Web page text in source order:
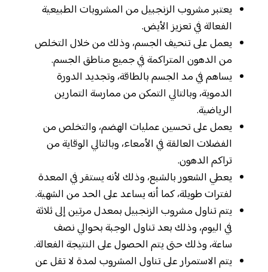
يعتبر مشروب الزنجبيل من المشروبات الطبيعية
الفعالة في تعزيز الأيض.
يعمل على تنحيف الجسم، وذلك من خلال التخلص
من الدهون المتراكمة في جميع مناطق الجسم.
يساهم في مد الجسم بالطاقة، وتجديد الدورة
الدموية، وبالتالي التمكن من ممارسة التمارين
الرياضية.
يعمل على تحسين عمليات الهضم، والتخلص من
الفضلات العالقة في الأمعاء، وبالتالي الوقاية من
تراكم الدهون.
يعطي الشعور بالشبع، وذلك لأنه يستقر في المعدة
لفترات طويلة، كما أنه يساعد على الحد من الشهية.
يتم تناول مشروب الزنجبيل بمعدل مرتين إلى ثلاثة
في اليوم، وذلك بعد تناول الوجبة بحوالي نصف
ساعة، وذلك حتى يتم الحصول على النتيجة الفعالة.
يتم الاستمرار على تناول المشروب لمدة لا تقل عن